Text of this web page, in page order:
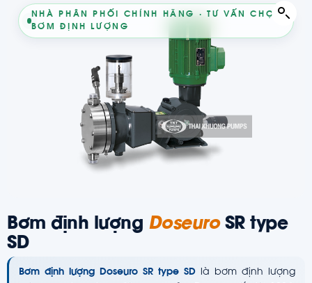
NHÀ PHÂN PHỐI CHÍNH HÃNG · TƯ VẤN CHỌN
BƠM ĐỊNH LƯỢNG
Bơm định lượng DoseuroSR type
SD
Bơm định lượng Doseuro SR type SD là bơm định lượng